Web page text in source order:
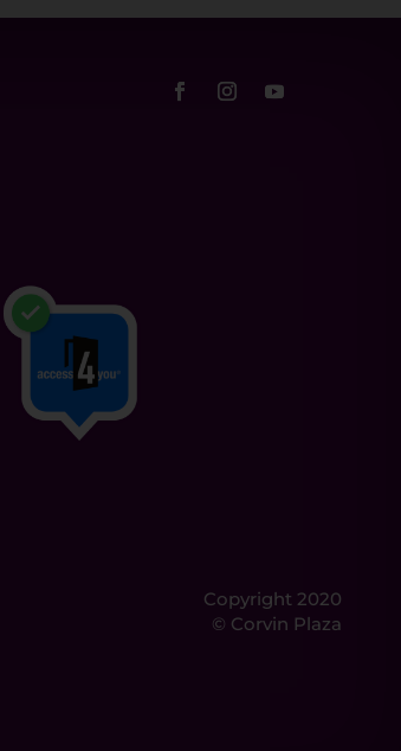
Copyright 2020
© Corvin Plaza